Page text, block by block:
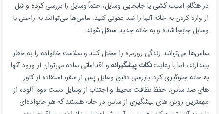
در هنگام اسباب کشی یا جابجایی وسایل، حتماً وسایل را بررسی کرده و قبل
از وارد کردن به خانه آنها را ضد عفونی کنید. ساس‌ها می‌توانند به راحتی با
وسایل جابجا شده و به خانه جدید منتقل شوند.
ساس‌ها می‌توانند زندگی روزمره را مختل کنند و سلامت خانواده را به خطر
بیندازند، اما با رعایتنکات پیشگیرانه و اقداماتی ساده می‌توان از ورود آنها
به خانه جلوگیری کرد. بازرسی دقیق وسایل پس از سفر، استفاده از کاور
های ضد ساس، حفظ نظافت محیط و اجتناب از وسایل دست دوم آلوده از
مهمترین روش های پیشگیری از ساس در خانه هستند که هر خانواده‌ای